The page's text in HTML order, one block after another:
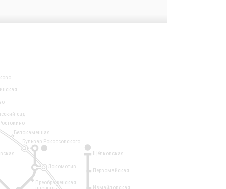
1
Локомотив
сад
Белокаменная
Щёлковская
Первомайская
Измайловская
Бульвар Рокоссовского
Преображенская